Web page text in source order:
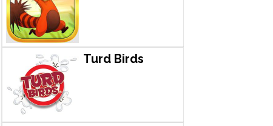
Turd Birds